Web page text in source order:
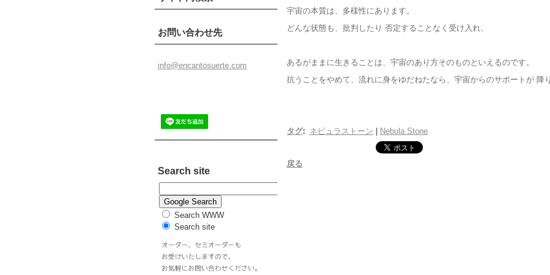
宇宙の本質は、多様性にあります。
どんな状態も、批判したり 否定することなく受け入れ、
あるがままに生きることは、宇宙のあり方そのものといえるのです。
抗うことをやめて、流れに身をゆだねたなら、宇宙からのサポートが 降
タグ: ネピュラストーン Nebula Stone
戻る
お問い合わせ先
info@encantosuerte.com
Search site
Search WWW
Search site